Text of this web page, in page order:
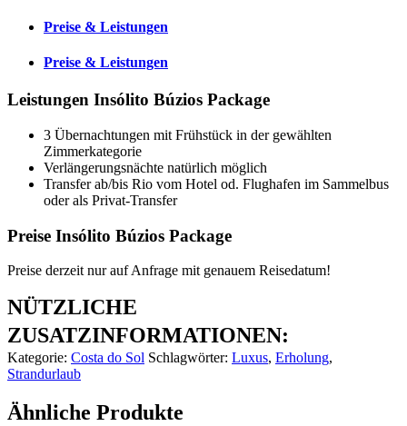
Preise & Leistungen
Preise & Leistungen
Leistungen Insólito Búzios Package
3 Übernachtungen mit Frühstück in der gewählten
Zimmerkategorie
Verlängerungsnächte natürlich möglich
Transfer ab/bis Rio vom Hotel od. Flughafen im Sammelbus
oder als Privat-Transfer
Preise Insólito Búzios Package
Preise derzeit nur auf Anfrage mit genauem Reisedatum!
NÜTZLICHE
ZUSATZINFORMATIONEN:
Kategorie: Costa do Sol Schlagwörter: Luxus, Erholung,
Strandurlaub
Ähnliche Produkte